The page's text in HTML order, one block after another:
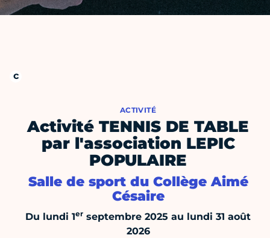
ACTIVITÉ
Activité TENNIS DE TABLE
par l'association LEPIC
POPULAIRE
Salle de sport du Collège Aimé
Césaire
Du lundi 1er septembre 2025 au lundi 31 août
2026